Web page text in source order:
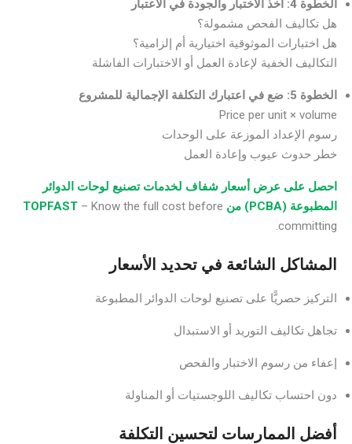
الخطوة 4: أخذ الاختبار والجودة في الاعتبار
هل تكاليف الفحص مشمولة؟
هل اختبارات الموثوقية اختيارية أم إلزامية؟
التكاليف الخفية لإعادة العمل أو الاختبارات الفاشلة
الخطوة 5: ضع في اعتبارك التكلفة الإجمالية للمشروع
Price per unit × volume
رسوم الإعداد الموزعة على الوحدات
خطر حدوث عيوب وإعادة العمل
احصل على عرض أسعار شفاف لخدمات تصنيع لوحات الدوائر
المطبوعة (PCBA) من TOPFAST
– Know the full cost before
committing.
المشاكل الشائعة في تحديد الأسعار
التركيز حصريًّا على تصنيع لوحات الدوائر المطبوعة
تجاهل تكاليف التوريد أو الاستبدال
إعفاء من رسوم الاختبار والفحص
دون احتساب تكاليف اللوجستيات أو المناولة
أفضل الممارسات لتحسين التكلفة